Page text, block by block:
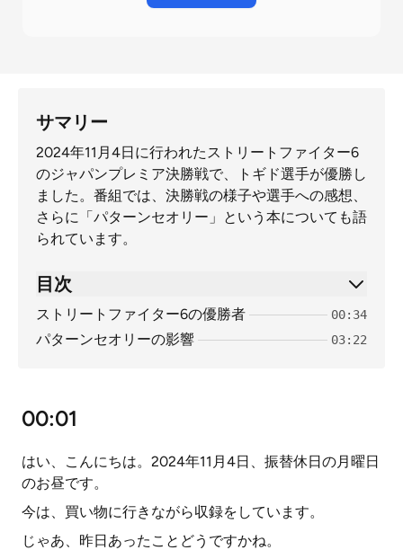
サマリー
2024年11月4日に行われたストリートファイター6
のジャパンプレミア決勝戦で、トギド選手が優勝し
ました。番組では、決勝戦の様子や選手への感想、
さらに「パターンセオリー」という本についても語
られています。
目次
ストリートファイター6の優勝者 00:34
パターンセオリーの影響 03:22
00:01
はい、こんにちは。2024年11月4日、振替休日の月曜日
のお昼です。
今は、買い物に行きながら収録をしています。
じゃあ、昨日あったことどうですかね。